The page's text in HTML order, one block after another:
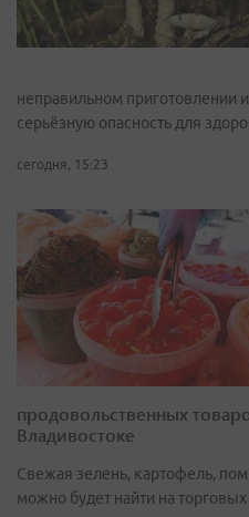
неправильном приготовлении
серьёзную опасность для
сегодня, 15:23
продовольственных
Владивостоке
Свежая зелень, картофель,
можно будет найти на